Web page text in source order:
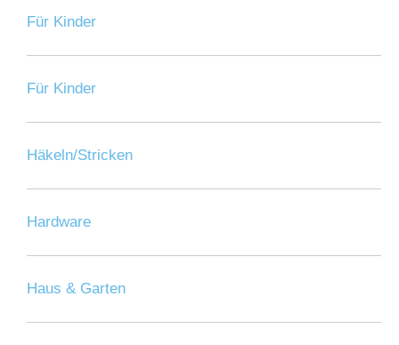
Für Kinder
Für Kinder
Häkeln/Stricken
Hardware
Haus & Garten